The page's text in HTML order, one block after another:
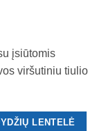
įsiūtomis
viršutiniu tiulio
LENTELĖ